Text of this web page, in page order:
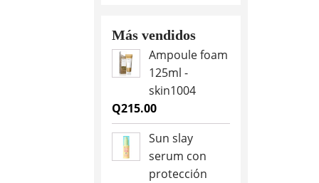
Q28.00.
Más vendidos
Ampoule foam
125ml -
skin1004
Q215.00
Sun slay
serum con
protección